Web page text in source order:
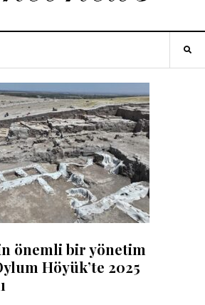
önemli bir yönetim
Höyük’te 2025